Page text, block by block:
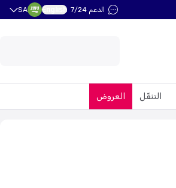
الدعم 7/24 English
SA
العروض التنقّل